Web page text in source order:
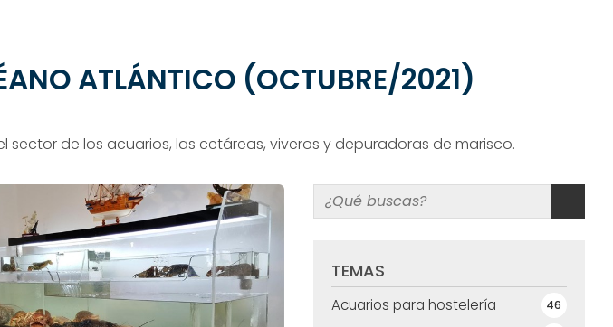
ATLÁNTICO (OCTUBRE/2021)
de los acuarios, las cetáreas, viveros y depuradoras de marisco.
TEMAS
Acuarios para hostelería 46